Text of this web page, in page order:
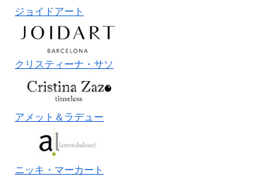
ジョイドアート
クリスティーナ・サソ
アメット＆ラデュー
ニッキ・マーカート